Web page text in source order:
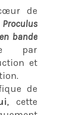
de
Proculus
bande
par
et
de
, cette